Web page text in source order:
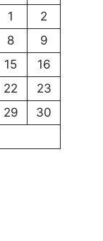
1
2
8
9
15
16
22
23
29
30